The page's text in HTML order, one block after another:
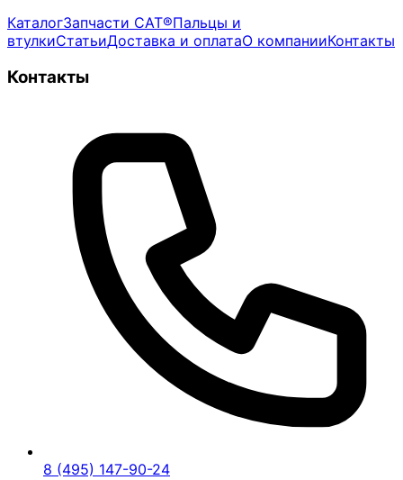
КаталогЗапчасти CAT®Пальцы и
втулкиСтатьиДоставка и оплатаО компанииКонтакты
Контакты
8 (495) 147-90-24